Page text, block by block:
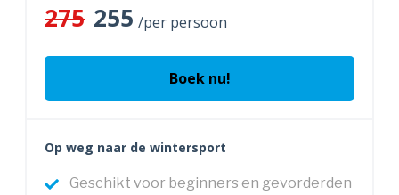
275 255 /per persoon
Boek nu!
Op weg naar de wintersport
Geschikt voor beginners en gevorderden